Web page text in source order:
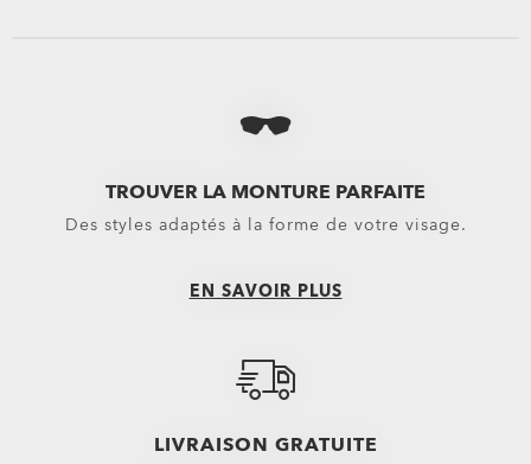
Sacs & Valises
Trolleys
Casquettes et bonnets
Petits essentiels
Boardshorts
Shorts Hybrides
Pantalons
Hauts
Vêtements d’extérieur
Sweats à capuche & Sweats
Baskets
TROUVER LA MONTURE PARFAITE
Des styles adaptés à la forme de votre visage.
EN SAVOIR PLUS
LIVRAISON GRATUITE